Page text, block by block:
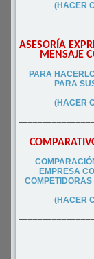
(HACER
ASESORÍA
MENSAJE
PARA
PARA
(HACER
EMPRESA
(HACER